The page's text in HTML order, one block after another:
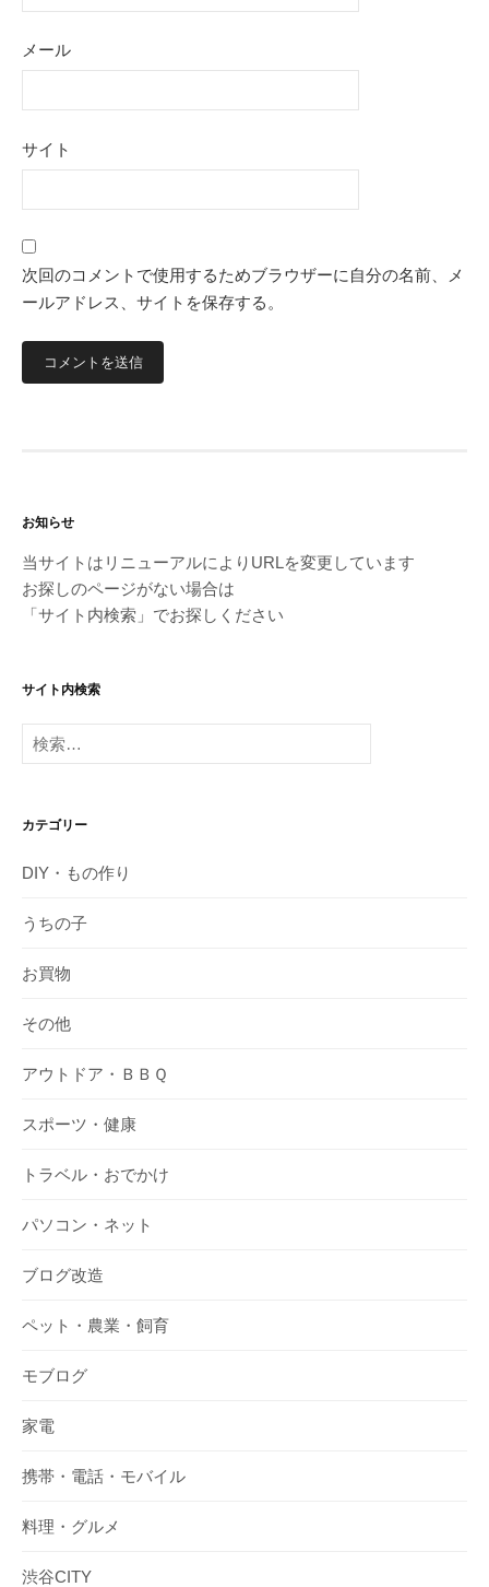
メール
サイト
次回のコメントで使用するためブラウザーに自分の名前、メ
ールアドレス、サイトを保存する。
お知らせ
当サイトはリニューアルによりURLを変更しています
お探しのページがない場合は
「サイト内検索」でお探しください
サイト内検索
検
索:
カテゴリー
DIY・もの作り
うちの子
お買物
その他
アウトドア・ＢＢＱ
スポーツ・健康
トラベル・おでかけ
パソコン・ネット
ブログ改造
ペット・農業・飼育
モブログ
家電
携帯・電話・モバイル
料理・グルメ
渋谷CITY